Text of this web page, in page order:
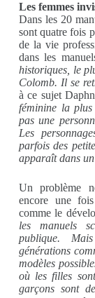
Les femmes
Dans les 20
sont quatre fois
de la vie
dans les
historiques, le
Colomb. Il se
à ce sujet
féminine la plus
pas une
Les
parfois des
apparaît dans
Un problème
encore une
comme le
les manuels
publique.
générations
modèles
où les filles
garçons sont